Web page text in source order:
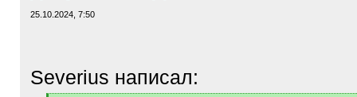
25.10.2024, 7:50
Severius написал: